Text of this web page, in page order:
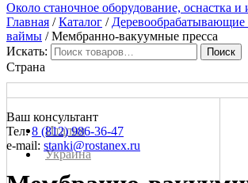
Около станочное оборудование, оснастка и
Главная /Каталог / Деревообрабатывающие
ваймы / Мембранно-вакуумные пресса
Искать:
Страна
Италия
Украина
Ваш консультант
Тел:8 (812) 986-36-47
e-mail: stanki@rostanex.ru